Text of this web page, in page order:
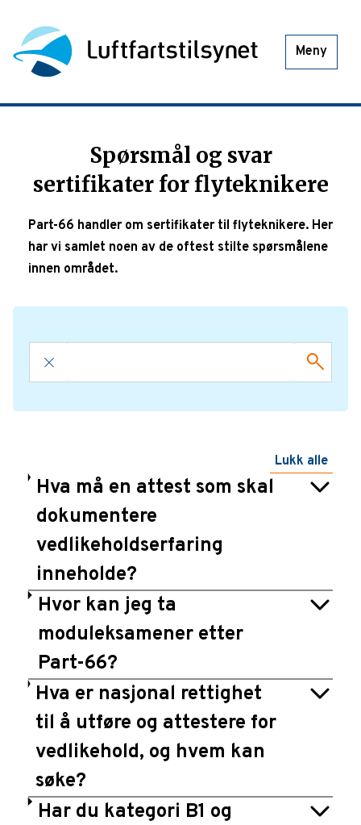
Meny
Spørsmål og svar
sertifikater for flyteknikere
Part-66 handler om sertifikater til flyteknikere. Her
har vi samlet noen av de oftest stilte spørsmålene
innen området.
Lukk alle
Hva må en attest som skal
dokumentere
vedlikeholdserfaring
inneholde?
Hvor kan jeg ta
moduleksamener etter
Part-66?
Hva er nasjonal rettighet
til å utføre og attestere for
vedlikehold, og hvem kan
søke?
Har du kategori B1 og